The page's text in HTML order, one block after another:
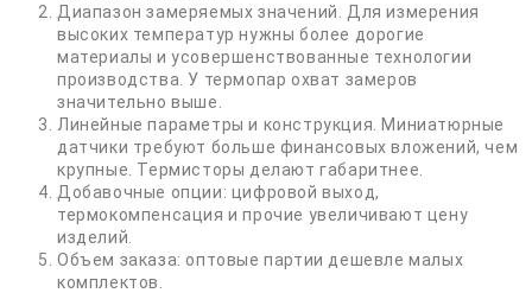
Диапазон замеряемых значений. Для измерения
высоких температур нужны более дорогие
материалы и усовершенствованные технологии
производства. У термопар охват замеров
значительно выше.
Линейные параметры и конструкция. Миниатюрные
датчики требуют больше финансовых вложений, чем
крупные. Термисторы делают габаритнее.
Добавочные опции: цифровой выход,
термокомпенсация и прочие увеличивают цену
изделий.
Объем заказа: оптовые партии дешевле малых
комплектов.